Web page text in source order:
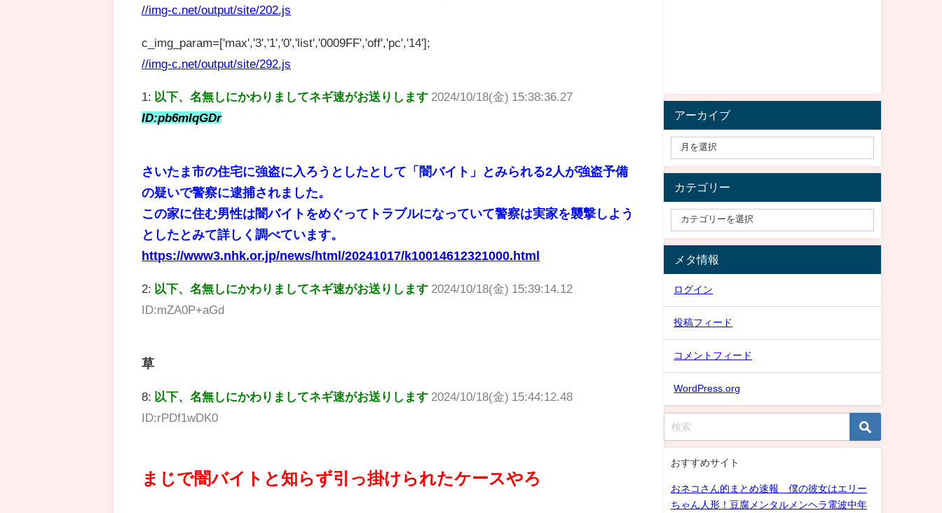
//img-c.net/output/site/202.js
c_img_param=['max','3','1','0','list','0009FF','off','pc','14'];
//img-c.net/output/site/292.js
1: 以下、名無しにかわりましてネギ速がお送りします 2024/10/18(金) 15:38:36.27
ID:pb6mIqGDr
さいたま市の住宅に強盗に入ろうとしたとして「闇バイト」とみられる2人が強盗予備
の疑いで警察に逮捕されました。
この家に住む男性は闇バイトをめぐってトラブルになっていて警察は実家を襲撃しよう
としたとみて詳しく調べています。
https://www3.nhk.or.jp/news/html/20241017/k10014612321000.html
2: 以下、名無しにかわりましてネギ速がお送りします 2024/10/18(金) 15:39:14.12
ID:mZA0P+aGd
草
8: 以下、名無しにかわりましてネギ速がお送りします 2024/10/18(金) 15:44:12.48
ID:rPDf1wDK0
まじで闇バイトと知らず引っ掛けられたケースやろ
アーカイブ
カテゴリー
メタ情報
ログイン
投稿フィード
コメントフィード
WordPress.org
おすすめサイト
おネコさん的まとめ速報 僕の彼女はエリー
ちゃん人形！豆腐メンタルメンヘラ電波中年